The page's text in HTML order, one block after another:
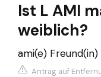
Ist L AMI
weiblich?
ami(e)
Antrag auf